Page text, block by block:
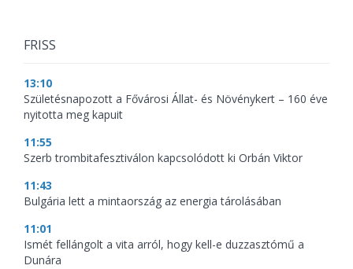
FRISS
13:10
Születésnapozott a Fővárosi Állat- és Növénykert – 160 éve
nyitotta meg kapuit
11:55
Szerb trombitafesztiválon kapcsolódott ki Orbán Viktor
11:43
Bulgária lett a mintaország az energia tárolásában
11:01
Ismét fellángolt a vita arról, hogy kell-e duzzasztómű a
Dunára